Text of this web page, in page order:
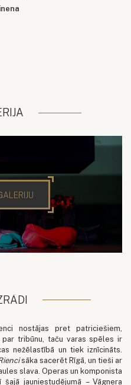
nostājas pret patriciešiem,
tribūnu, taču varas spēles ir
nežēlastībā un tiek iznīcināts.
sāka sacerēt Rīgā, un tieši ar
slava. Operas un komponista
jauniestudējumā – Vāgnera